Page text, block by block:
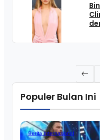
Populer Bulan Ini
Berita Internasional